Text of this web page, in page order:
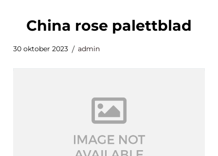
china rose palettblad
30 oktober 2023 admin